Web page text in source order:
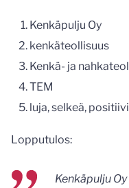
Kenkäpulju Oy
kenkäteollisuus
Kenkä- ja
TEM
luja, selkeä,
Lopputulos:
Kenkäpulju